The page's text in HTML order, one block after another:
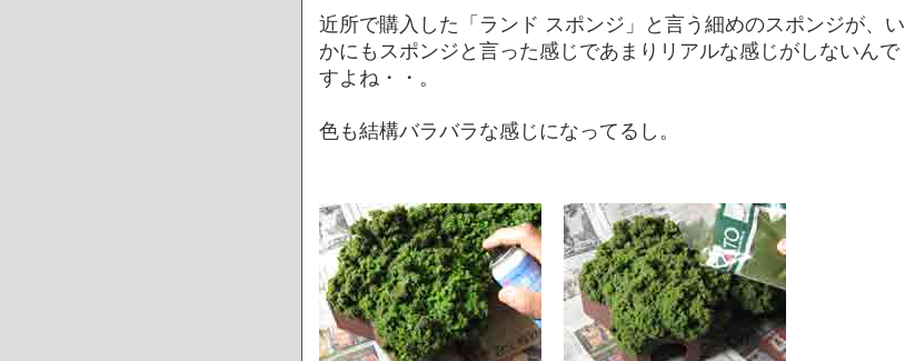
近所で購入した「ランド スポンジ」と言う細めのスポンジが、い
かにもスポンジと言った感じであまりリアルな感じがしないんで
すよね・・。
色も結構バラバラな感じになってるし。